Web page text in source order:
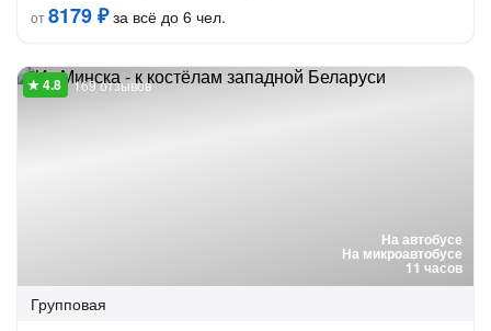
от8179 ₽за всё до 6 чел.
На автобусе
На микроавтобусе
11 часов
169 отзывов
Групповая